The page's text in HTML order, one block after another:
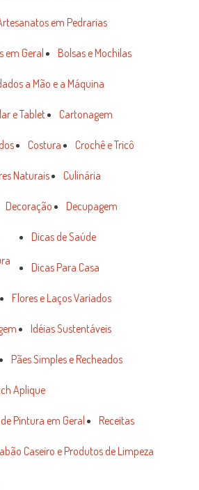
em Pedrarias
em Geral Bolsas e Mochilas
a Mão e a Máquina
e Tablet Cartonagem
Costura Crochê e Tricô
Naturais Culinária
Decoração Decupagem
Dicas de Saúde
Dicas Para Casa
Flores e Laços Variados
Idéias Sustentáveis
Pães Simples e Recheados
Aplique
Pintura em Geral Receitas
Caseiro e Produtos de Limpeza